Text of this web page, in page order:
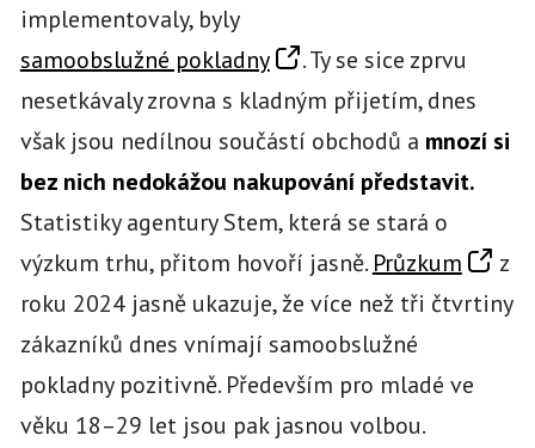
implementovaly, byly
samoobslužné pokladny
. Ty se sice zprvu
nesetkávaly zrovna s kladným přijetím, dnes
však jsou nedílnou součástí obchodů a mnozí si
bez nich nedokážou nakupování představit.
Statistiky agentury Stem, která se stará o
výzkum trhu, přitom hovoří jasně. Průzkum
z
roku 2024 jasně ukazuje, že více než tři čtvrtiny
zákazníků dnes vnímají samoobslužné
pokladny pozitivně. Především pro mladé ve
věku 18–29 let jsou pak jasnou volbou.